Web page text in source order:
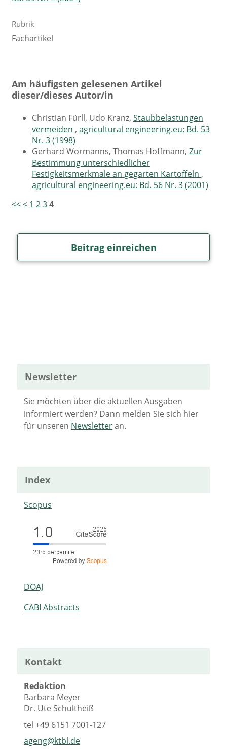
Rubrik
Fachartikel
Am häufigsten gelesenen Artikel
dieser/dieses Autor/in
Christian Fürll, Udo Kranz, Staubbelastungen
vermeiden , agricultural engineering.eu: Bd. 53
Nr. 3 (1998)
Gerhard Wormanns, Thomas Hoffmann, Zur
Bestimmung unterschiedlicher
Festigkeitsmerkmale an gegarten Kartoffeln ,
agricultural engineering.eu: Bd. 56 Nr. 3 (2001)
<<< 1 234
Beitrag einreichen
Newsletter
Sie möchten über die aktuellen Ausgaben
informiert werden? Dann melden Sie sich hier
für unseren Newsletteran.
Index
Scopus
DOAJ
CABI Abstracts
Kontakt
Redaktion
Barbara Meyer
Dr. Ute Schultheiß
tel+49 6151 7001-127
ageng@ktbl.de